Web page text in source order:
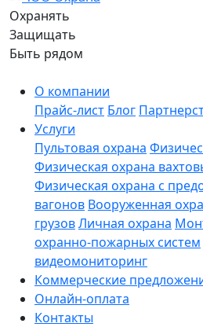
Охранять
Защищать
Быть рядом
О компании
Прайс-лист Блог
Услуги
Пультовая охрана
Физическая охрана
Физическая охрана с
вагонов Вооруженная
грузовЛичная охрана
охранно-пожарных систем
видеомониторинг
Коммерческие
Онлайн-оплата
Контакты